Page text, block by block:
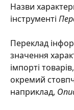
Назви
інструменті
Переклад
значення
імпорті
окремий
наприклад,